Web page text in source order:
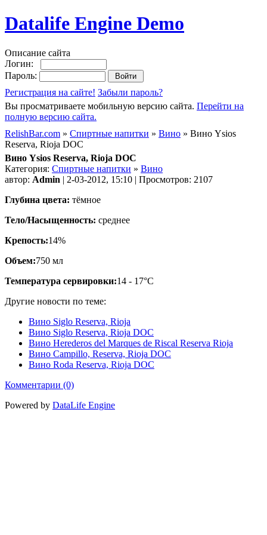
Datalife Engine Demo
Описание сайта
Логин:
Пароль:
Регистрация на сайте! Забыли пароль?
Вы просматриваете мобильную версию сайта. Перейти на
полную версию сайта.
RelishBar.com » Спиртные напитки » Вино » Вино Ysios
Reserva, Rioja DOC
Вино Ysios Reserva, Rioja DOC
Категория: Спиртные напитки » Вино
автор: Admin | 2-03-2012, 15:10 | Просмотров: 2107
Глубина цвета: тёмное
Тело/Насыщенность: среднее
Крепость:14%
Объем:750 мл
Температура сервировки:14 - 17°C
Другие новости по теме:
Вино Siglo Reserva, Rioja
Вино Siglo Reserva, Rioja DOC
Вино Herederos del Marques de Riscal Reserva Rioja
Вино Campillo, Reserva, Rioja DOC
Вино Roda Reserva, Rioja DOC
Комментарии (0)
Powered by DataLife Engine